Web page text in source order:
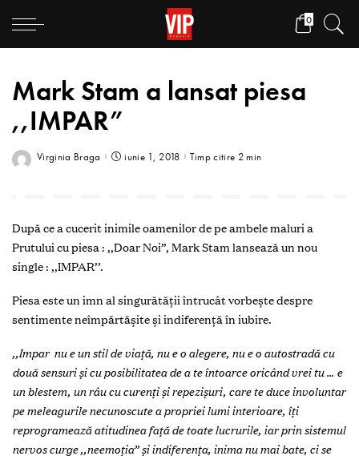
0
Mark Stam a lansat piesa
,,IMPAR”
Virginia Braga iunie 1, 2018 Timp citire 2 min
După ce a cucerit inimile oamenilor de pe ambele maluri a
Prutului cu piesa : ,,Doar Noi”, Mark Stam lansează un nou
single : ,,IMPAR’’.
Piesa este un imn al singurătății întrucât vorbește despre
sentimente neîmpărtășite și indiferență în iubire.
,,Impar nu e un stil de viață, nu e o alegere, nu e o autostradă cu
două sensuri și cu posibilitatea de a te întoarce oricând vrei tu … e
un blestem, un râu cu curenți și repezișuri, care te duce involuntar
pe meleagurile necunoscute a propriei lumi interioare, îți
reprogramează atitudinea față de toate lucrurile, iar prin sistemul
nervos curge ,,neemoția” și indiferența, inima nu mai bate, ci se